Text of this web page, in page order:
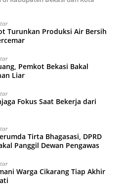
Turunkan Produksi Air Bersih
Pemkot Bekasi Bakal
Liar
Fokus Saat Bekerja dari
Tirta Bhagasasi, DPRD
Panggil Dewan Pengawas
Warga Cikarang Tiap Akhir